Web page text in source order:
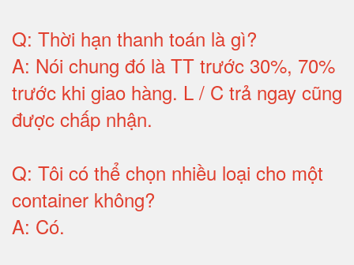
Q: Thời hạn thanh toán là gì?
A: Nói chung đó là TT trước 30%, 70%
trước khi giao hàng. L / C trả ngay cũng
được chấp nhận.
Q: Tôi có thể chọn nhiều loại cho một
container không?
A: Có.